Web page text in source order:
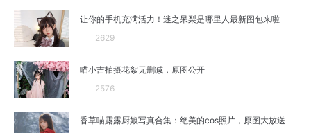
让你的手机充满活力！迷之呆梨是哪里人最新图包来啦
2629
喵小吉拍摄花絮无删减，原图公开
2576
香草喵露露厨娘写真合集：绝美的cos照片，原图大放送